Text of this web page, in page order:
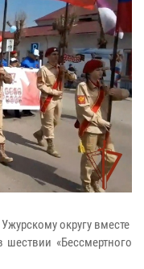
округу вместе
«Бессмертного